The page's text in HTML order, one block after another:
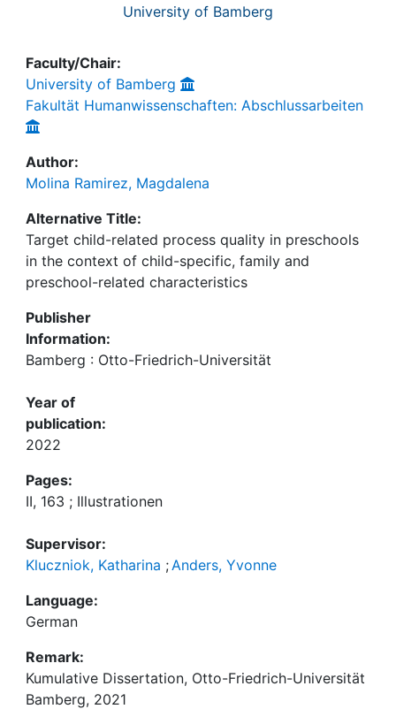
University of Bamberg
Faculty/Chair:
University of Bamberg
Fakultät Humanwissenschaften: Abschlussarbeiten
Author:
Molina Ramirez, Magdalena
Alternative Title:
Target child-related process quality in preschools
in the context of child-specific, family and
preschool-related characteristics
Publisher
Information:
Bamberg : Otto-Friedrich-Universität
Year of
publication:
2022
Pages:
II, 163 ; Illustrationen
Supervisor:
Kluczniok, Katharina ;Anders, Yvonne
Language:
German
Remark:
Kumulative Dissertation, Otto-Friedrich-Universität
Bamberg, 2021